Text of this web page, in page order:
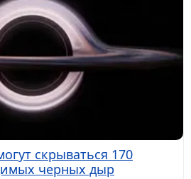
скрываться 170
черных дыр